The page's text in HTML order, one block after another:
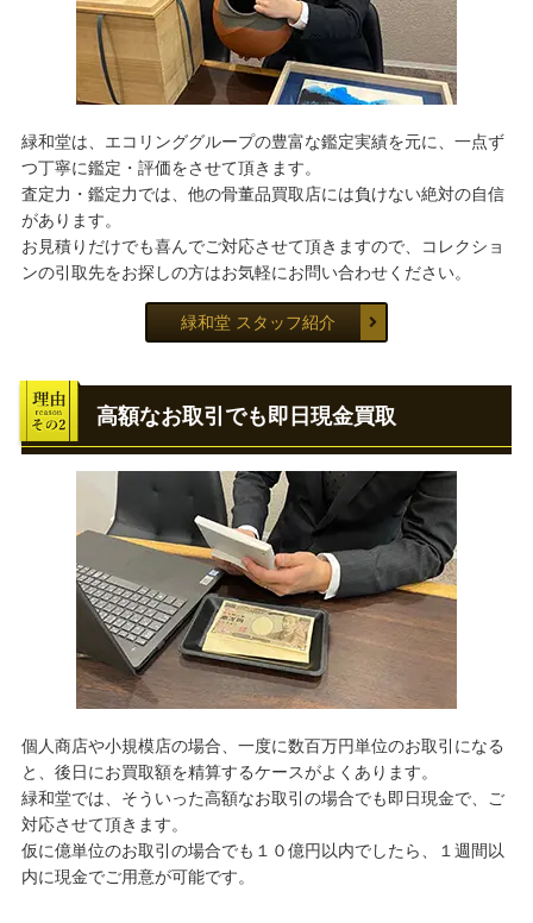
緑和堂は、エコリンググループの豊富な鑑定実績を元に、一点ず
つ丁寧に鑑定・評価をさせて頂きます。
査定力・鑑定力では、他の骨董品買取店には負けない絶対の自信
があります。
お見積りだけでも喜んでご対応させて頂きますので、コレクショ
ンの引取先をお探しの方はお気軽にお問い合わせください。
緑和堂 スタッフ紹介
高額なお取引でも即日現金買取
個人商店や小規模店の場合、一度に数百万円単位のお取引になる
と、後日にお買取額を精算するケースがよくあります。
緑和堂では、そういった高額なお取引の場合でも即日現金で、ご
対応させて頂きます。
仮に億単位のお取引の場合でも１０億円以内でしたら、１週間以
内に現金でご用意が可能です。